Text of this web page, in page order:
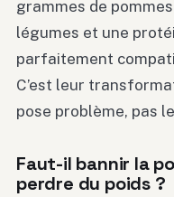
grammes de
légumes et une
parfaitement
C’est leur
pose problème, pas
Faut-il bannir la
perdre du poids ?